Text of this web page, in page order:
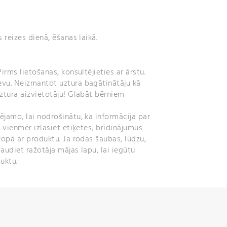
dienā, ēšanas laikā.
lietošanas, konsultējieties ar ārstu.
Neizmantot uztura bagātinātāju kā
aizvietotāju! Glabāt bērniem
lai nodrošinātu, ka informācija par
izlasiet etiķetes, brīdinājumus
ar produktu. Ja rodas šaubas, lūdzu,
ražotāja mājas lapu, lai iegūtu